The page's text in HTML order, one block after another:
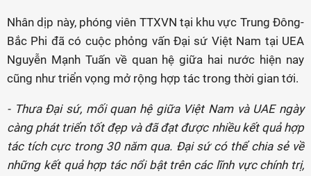
Nhân dịp này, phóng viên TTXVN tại khu vực Trung Đông-
Bắc Phi đã có cuộc phỏng vấn Đại sứ Việt Nam tại UEA
Nguyễn Mạnh Tuấn về quan hệ giữa hai nước hiện nay
cũng như triển vọng mở rộng hợp tác trong thời gian tới.
- Thưa Đại sứ, mối quan hệ giữa Việt Nam và UAE ngày
càng phát triển tốt đẹp và đã đạt được nhiều kết quả hợp
tác tích cực trong 30 năm qua. Đại sứ có thể chia sẻ về
những kết quả hợp tác nổi bật trên các lĩnh vực chính trị,